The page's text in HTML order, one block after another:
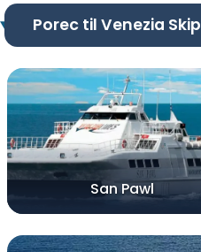
Porec til Venezia Skip
San Pawl